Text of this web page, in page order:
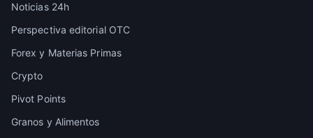
Noticias 24h
Perspectiva editorial OTC
Forex y Materias Primas
Crypto
Pivot Points
Granos y Alimentos